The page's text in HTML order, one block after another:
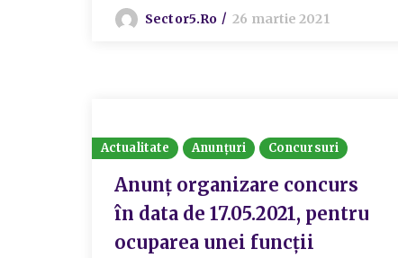
Sector5.ro 26 martie 2021
Actualitate Anunțuri Concursuri
Anunț organizare concurs
în data de 17.05.2021, pentru
ocuparea unei funcții